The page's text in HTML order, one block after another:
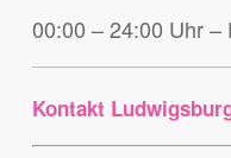
00:00 – 24:00 Uhr –
Kontakt